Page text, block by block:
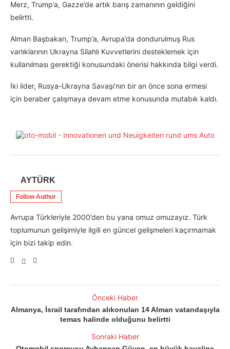
Merz, Trump’a, Gazze’de artık barış zamanının geldiğini
belirtti.
Alman Başbakan, Trump’a, Avrupa’da dondurulmuş Rus
varlıklarının Ukrayna Silahlı Kuvvetlerini desteklemek için
kullanılması gerektiği konusundaki önerisi hakkında bilgi verdi.
İki lider, Rusya-Ukrayna Savaşı’nın bir an önce sona ermesi
için beraber çalışmaya devam etme konusunda mutabık kaldı.
AYTÜRK
Follow Author
Avrupa Türkleriyle 2000’den bu yana omuz omuzayız. Türk
toplumunun gelişimiyle ilgili en güncel gelişmeleri kaçırmamak
için bizi takip edin.
Önceki Haber
Almanya, İsrail tarafından alıkonulan 14 Alman vatandaşıyla
temas halinde olduğunu belirtti
Sonraki Haber